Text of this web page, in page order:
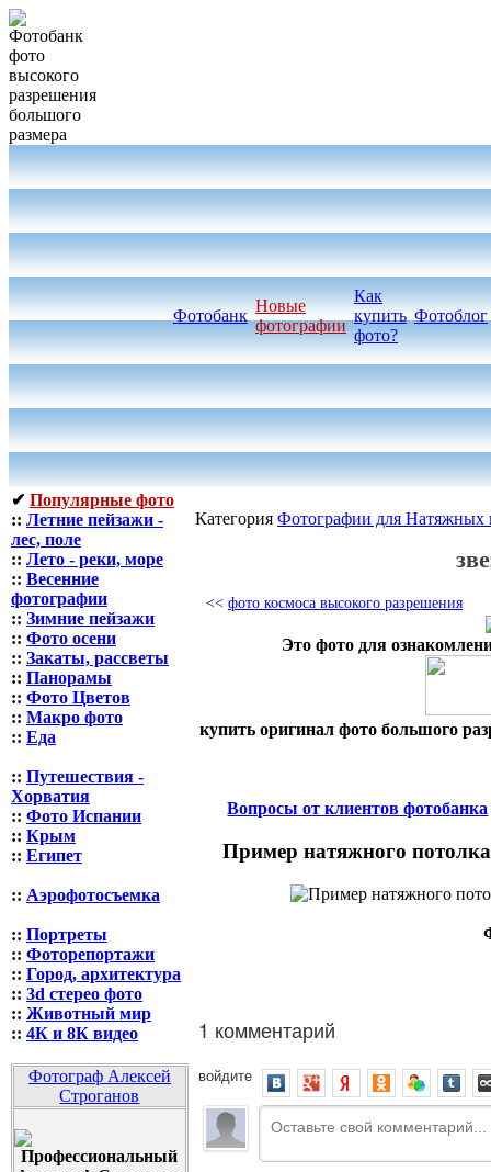
Фотобанк
Новые
фотографии
Как
купить
фото?
Фотоблог
✔ Популярные фото
:: Летние пейзажи -
лес, поле
:: Лето - реки, море
:: Весенние
фотографии
:: Зимние пейзажи
:: Фото осени
:: Закаты, рассветы
:: Панорамы
:: Фото Цветов
:: Макро фото
:: Еда
:: Путешествия -
Хорватия
:: Фото Испании
:: Крым
:: Египет
:: Аэрофотосъемка
:: Портреты
:: Фоторепортажи
:: Город, архитектура
:: 3d стерео фото
:: Животный мир
:: 4К и 8К видео
Фотограф Алексей
Строганов
Категория Фотографии для Натяжных
<< фото космоса высокого разрешения
Это фото для
купить оригинал фото большого
Вопросы от клиентов фотобанка
Пример натяжного потолка
1 комментарий
войдите